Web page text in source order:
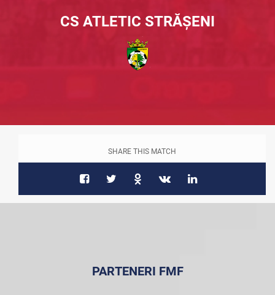
CS ATLETIC STRĂȘENI
SHARE THIS MATCH
PARTENERI FMF